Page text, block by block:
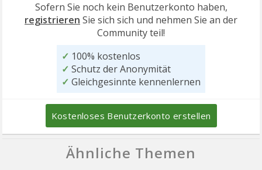
Sofern Sie noch kein Benutzerkonto haben,
registrieren Sie sich sich und nehmen Sie an der
Community teil!
✓ 100% kostenlos
✓ Schutz der Anonymität
✓ Gleichgesinnte kennenlernen
Kostenloses Benutzerkonto erstellen
Ähnliche Themen